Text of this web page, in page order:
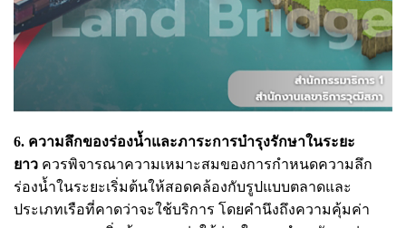
6. ความลึกของร่องน้ำและภาระการบำรุงรักษาในระยะ
ยาว ควรพิจารณาความเหมาะสมของการกำหนดความลึก
ร่องน้ำในระยะเริ่มต้นให้สอดคล้องกับรูปแบบตลาดและ
ประเภทเรือที่คาดว่าจะใช้บริการ โดยคำนึงถึงความคุ้มค่า